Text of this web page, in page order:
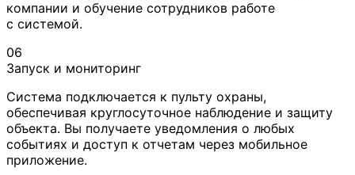
компании и обучение сотрудников работе
с системой.
06
Запуск и мониторинг
Система подключается к пульту охраны,
обеспечивая круглосуточное наблюдение и защиту
объекта. Вы получаете уведомления о любых
событиях и доступ к отчетам через мобильное
приложение.